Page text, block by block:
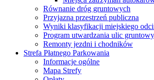
Równanie dróg gruntowych
Przyjazna przestrzeń publiczna
Wyniki klasyfikacji miejskiego
Program utwardzania ulic
Remonty jezdni i chodników
Strefa Płatnego Parkowania
Informacje ogólne
Mapa Strefy